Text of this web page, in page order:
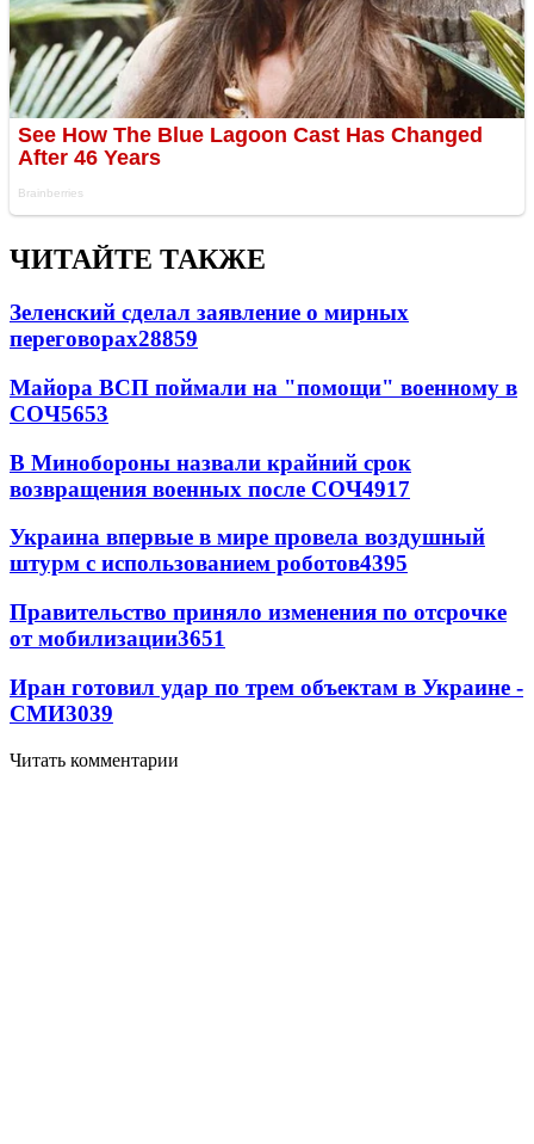
ЧИТАЙТЕ ТАКЖЕ
Зеленский сделал заявление о мирных
переговорах28859
Майора ВСП поймали на "помощи" военному в
СОЧ5653
В Минобороны назвали крайний срок
возвращения военных после СОЧ4917
Украина впервые в мире провела воздушный
штурм с использованием роботов4395
Правительство приняло изменения по отсрочке
от мобилизации3651
Иран готовил удар по трем объектам в Украине -
СМИ3039
Читать комментарии